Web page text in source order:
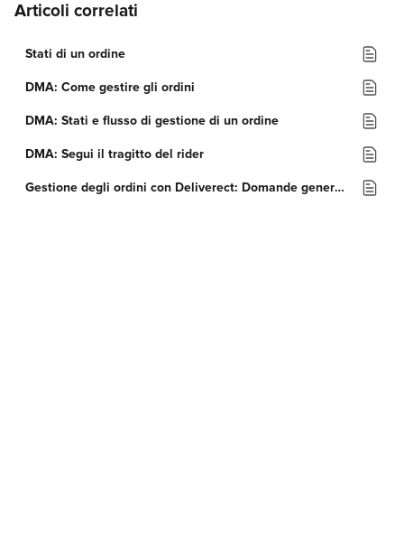
Articoli correlati
Stati di un ordine
DMA: Come gestire gli ordini
DMA: Stati e flusso di gestione di un ordine
DMA: Segui il tragitto del rider
Gestione degli ordini con Deliverect: Domande generali (FAQ)